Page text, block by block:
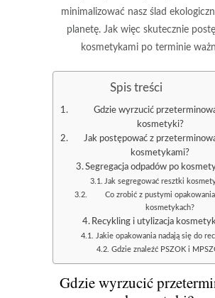
minimalizować nasz ślad
planetę. Jak więc skutecznie
kosmetykami po terminie
Spis treści
Gdzie wyrzucić
kosmetyki?
Jak postępować z
kosmetykami?
Segregacja odpadów po
Jak segregować resztki
Co zrobić z pustymi
kosmetykach?
Recykling i utylizacja
Jakie opakowania nadają się do
Gdzie znaleźć PSZOK i
Gdzie wyrzucić